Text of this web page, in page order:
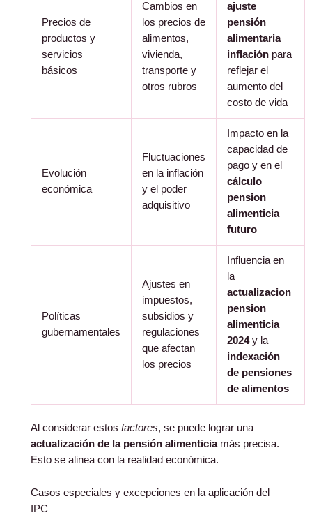
Precios de
productos y
servicios
básicos
Cambios en
los precios de
alimentos,
vivienda,
transporte y
otros rubros
ajuste
pensión
alimentaria
inflaciónpara
reflejar el
aumento del
costo de vida
Evolución
económica
Fluctuaciones
en la inflación
y el poder
adquisitivo
Impacto en la
capacidad de
pago y en el
cálculo
pension
alimenticia
futuro
Políticas
gubernamentales
Ajustes en
impuestos,
subsidios y
regulaciones
que afectan
los precios
Influencia en
la
actualizacion
pension
alimenticia
2024y la
indexación
de pensiones
de alimentos
Al considerar estos factores, se puede lograr una
actualización de la pensión alimenticiamás precisa.
Esto se alinea con la realidad económica.
Casos especiales y excepciones en la aplicación del
IPC